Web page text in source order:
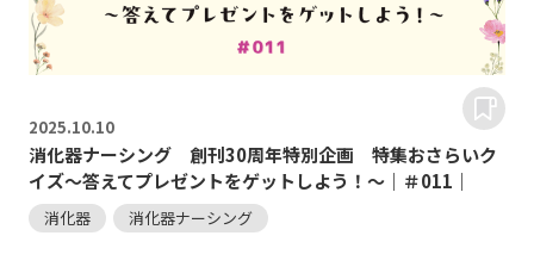
2025.10.10
消化器ナーシング 創刊30周年特別企画 特集おさらいク
イズ～答えてプレゼントをゲットしよう！～｜＃011｜
消化器 消化器ナーシング